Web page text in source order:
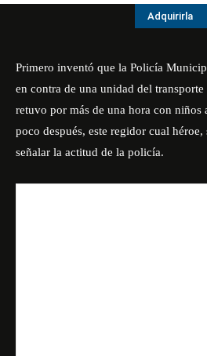
Adquirirla
Primero inventó que la Policía
en contra de una unidad del
retuvo por más de una hora con niños
poco después, este regidor cual
señalar la actitud de la policía.